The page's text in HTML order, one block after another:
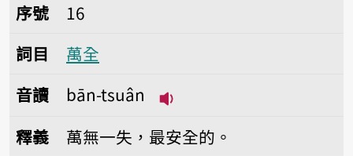
序號16萬全
序號
16
詞目
萬全
音讀
bān-tsuân
釋義
萬無一失，最安全的。